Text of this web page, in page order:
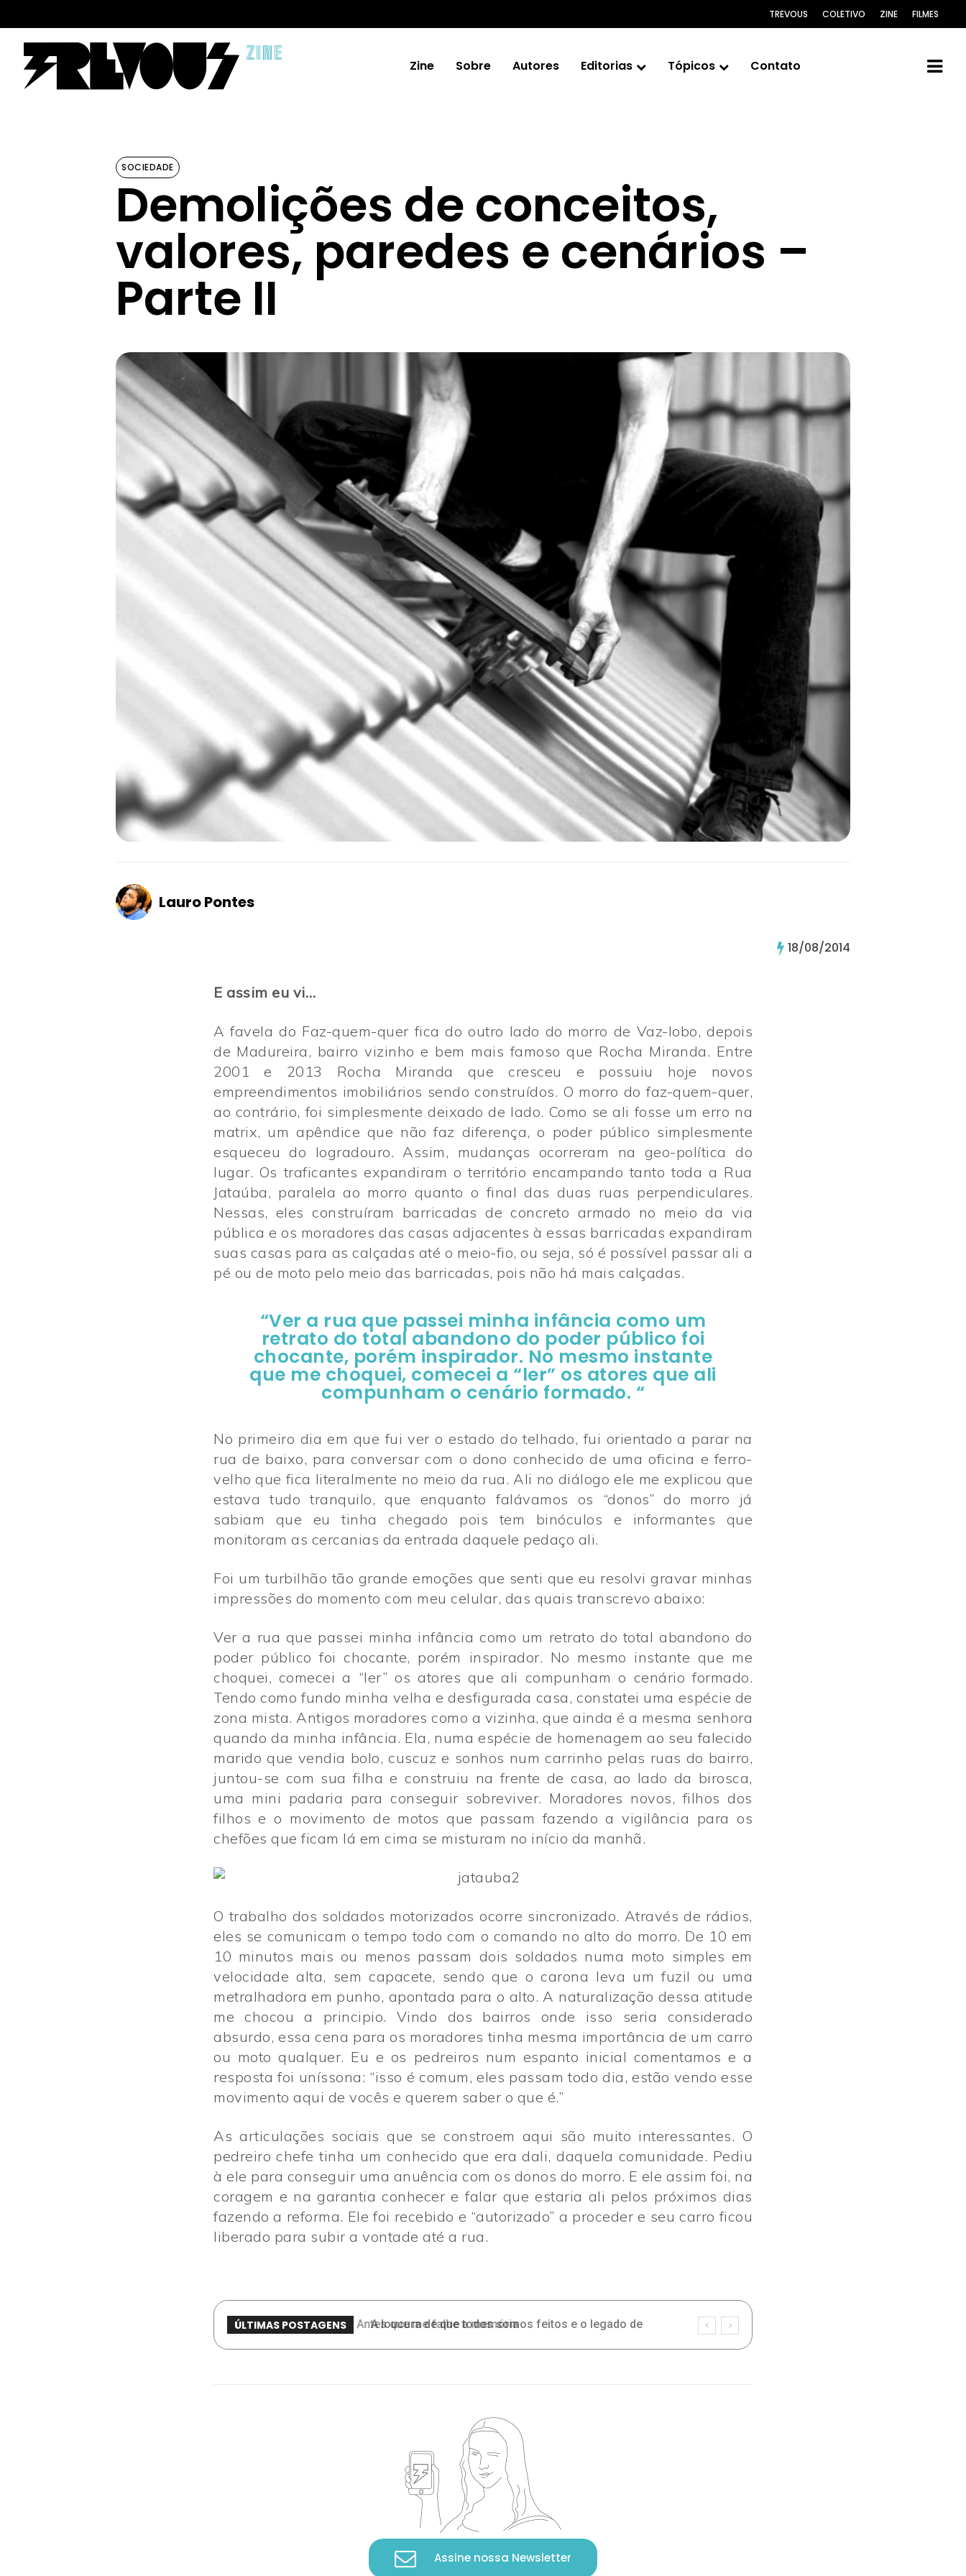
Assine nossa Newsletter!
ASSINAR!
Coletivo
Membros
Contato
Zine
Autores
Contato
Filmes
Sobre
Portfólio
Contato
Copyright © 2025 TREVOUS®. Todos os direitos reservados.
Coletivo
Membros
Contato
Zine
Autores
Contato
Filmes
Sobre
Portfólio
Contato
Copyright © 2025 TREVOUS®. Todos os direitos reservados.
TREVOUS COLETIVO ZINE FILMES
ZINE
Zine Sobre Autores Editorias Tópicos Contato
SOCIEDADE
Demolições de conceitos,
valores, paredes e cenários –
Parte II
Lauro Pontes
18/08/2014
E assim eu vi…
A favela do Faz-quem-quer fica do outro lado do morro de Vaz-lobo, depois
de Madureira, bairro vizinho e bem mais famoso que Rocha Miranda. Entre
2001 e 2013 Rocha Miranda que cresceu e possuiu hoje novos
empreendimentos imobiliários sendo construídos. O morro do faz-quem-quer,
ao contrário, foi simplesmente deixado de lado. Como se ali fosse um erro na
matrix, um apêndice que não faz diferença, o poder público simplesmente
esqueceu do logradouro. Assim, mudanças ocorreram na geo-política do
lugar. Os traficantes expandiram o território encampando tanto toda a Rua
Jataúba, paralela ao morro quanto o final das duas ruas perpendiculares.
Nessas, eles construíram barricadas de concreto armado no meio da via
pública e os moradores das casas adjacentes à essas barricadas expandiram
suas casas para as calçadas até o meio-fio, ou seja, só é possível passar ali a
pé ou de moto pelo meio das barricadas, pois não há mais calçadas.
“Ver a rua que passei minha infância como um
retrato do total abandono do poder público foi
chocante, porém inspirador. No mesmo instante
que me choquei, comecei a “ler” os atores que ali
compunham o cenário formado. “
No primeiro dia em que fui ver o estado do telhado, fui orientado a parar na
rua de baixo, para conversar com o dono conhecido de uma oficina e ferro-
velho que fica literalmente no meio da rua. Ali no diálogo ele me explicou que
estava tudo tranquilo, que enquanto falávamos os “donos” do morro já
sabiam que eu tinha chegado pois tem binóculos e informantes que
monitoram as cercanias da entrada daquele pedaço ali.
Foi um turbilhão tão grande emoções que senti que eu resolvi gravar minhas
impressões do momento com meu celular, das quais transcrevo abaixo:
Ver a rua que passei minha infância como um retrato do total abandono do
poder público foi chocante, porém inspirador. No mesmo instante que me
choquei, comecei a “ler” os atores que ali compunham o cenário formado.
Tendo como fundo minha velha e desfigurada casa, constatei uma espécie de
zona mista. Antigos moradores como a vizinha, que ainda é a mesma senhora
quando da minha infância. Ela, numa espécie de homenagem ao seu falecido
marido que vendia bolo, cuscuz e sonhos num carrinho pelas ruas do bairro,
juntou-se com sua filha e construiu na frente de casa, ao lado da birosca,
uma mini padaria para conseguir sobreviver. Moradores novos, filhos dos
filhos e o movimento de motos que passam fazendo a vigilância para os
chefões que ficam lá em cima se misturam no início da manhã.
O trabalho dos soldados motorizados ocorre sincronizado. Através de rádios,
eles se comunicam o tempo todo com o comando no alto do morro. De 10 em
10 minutos mais ou menos passam dois soldados numa moto simples em
velocidade alta, sem capacete, sendo que o carona leva um fuzil ou uma
metralhadora em punho, apontada para o alto. A naturalização dessa atitude
me chocou a principio. Vindo dos bairros onde isso seria considerado
absurdo, essa cena para os moradores tinha mesma importância de um carro
ou moto qualquer. Eu e os pedreiros num espanto inicial comentamos e a
resposta foi uníssona: “isso é comum, eles passam todo dia, estão vendo esse
movimento aqui de vocês e querem saber o que é.”
As articulações sociais que se constroem aqui são muito interessantes. O
pedreiro chefe tinha um conhecido que era dali, daquela comunidade. Pediu
à ele para conseguir uma anuência com os donos do morro. E ele assim foi, na
coragem e na garantia conhecer e falar que estaria ali pelos próximos dias
fazendo a reforma. Ele foi recebido e “autorizado” a proceder e seu carro ficou
liberado para subir a vontade até a rua.
ÚLTIMAS POSTAGENS
A loucura de que todos somos feitos e o legado de
Assine nossa Newsletter